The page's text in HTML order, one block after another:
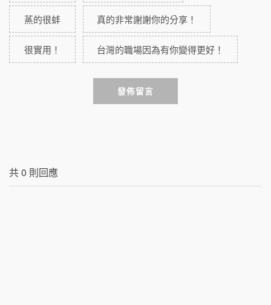
蒸的很蚌 真的非常謝謝你的分享！
很實用！ 台灣的職場因為有你變得更好！
發佈留言
共0 則回應